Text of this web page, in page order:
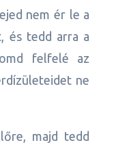
nem ér le a
és tedd arra a
felfelé az
ne
majd tedd